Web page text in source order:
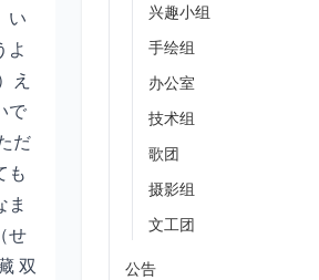
い
よ
え
で
だ
も
ま
せ
双
兴趣小组
手绘组
办公室
技术组
歌团
摄影组
文工团
公告